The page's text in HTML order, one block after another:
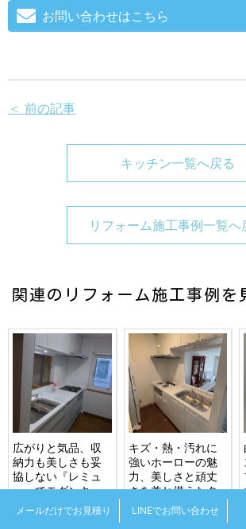
お問い合わせはこちら
＜ 前の記事
キッチン一覧へ戻る
リフォーム施工事例一覧へ
関連のリフォーム施工事例を
広がりと気品、収
納力も美しさも妥
協しない『レミュ
ー』でモダンキッ
チン空間へ！札幌
市戸建
キズ・熱・汚れに
強いホーローの魅
力、美しさと頑丈
さを兼ね備えたタ
カラＳＫ『エーデ
ル』へ！札幌市マ
メールだけでお見積り LINEでお問い合わせ